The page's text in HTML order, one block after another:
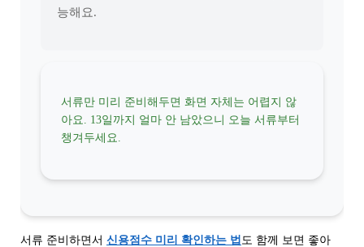
능해요.
서류만 미리 준비해두면 화면 자체는 어렵지 않
아요. 13일까지 얼마 안 남았으니 오늘 서류부터
챙겨두세요.
서류 준비하면서 신용점수 미리 확인하는 법 도 함께 보면 좋아